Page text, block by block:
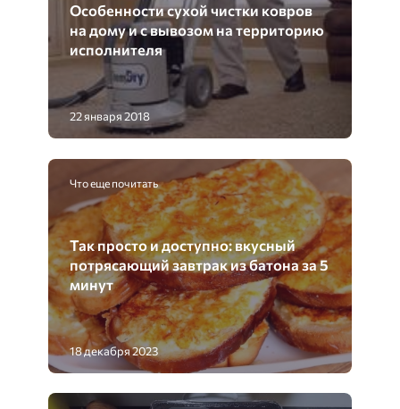
Особенности сухой чистки ковров
на дому и с вывозом на территорию
исполнителя
22 января 2018
Что еще почитать
Так просто и доступно: вкусный
потрясающий завтрак из батона за 5
минут
18 декабря 2023